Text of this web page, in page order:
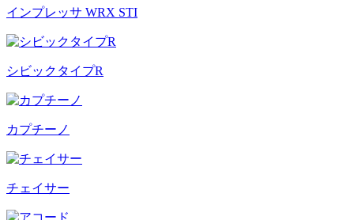
インプレッサ WRX STI
シビックタイプR
カプチーノ
チェイサー